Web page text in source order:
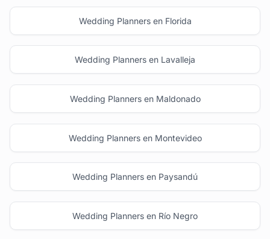
Wedding Planners en Florida
Wedding Planners en Lavalleja
Wedding Planners en Maldonado
Wedding Planners en Montevideo
Wedding Planners en Paysandú
Wedding Planners en Río Negro